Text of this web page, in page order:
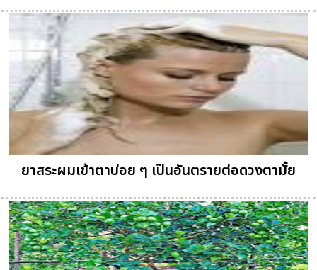
ยาสระผมเข้าตาบ่อย ๆ เป็นอันตรายต่อดวงตามั้ย